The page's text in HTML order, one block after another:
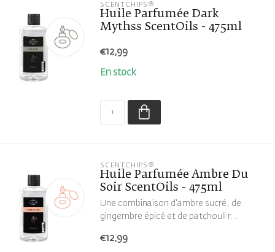
SCENTCHIPS®
Huile Parfumée Dark
Mythss ScentOils - 475ml
€12,99
En stock
SCENTCHIPS®
Huile Parfumée Ambre Du
Soir ScentOils - 475ml
Une combinaison d'ambre sucré, de
gingembre épicé et de patchouli r...
€12,99